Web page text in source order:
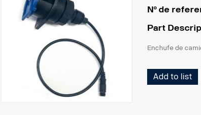
Nº de
Part
Enchufe de
Add to list